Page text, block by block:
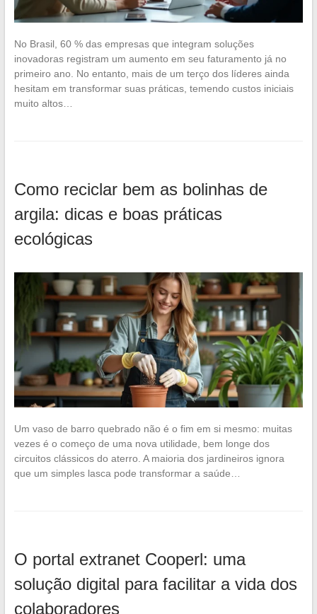
No Brasil, 60 % das empresas que integram soluções
inovadoras registram um aumento em seu faturamento já no
primeiro ano. No entanto, mais de um terço dos líderes ainda
hesitam em transformar suas práticas, temendo custos iniciais
muito altos…
Como reciclar bem as bolinhas de
argila: dicas e boas práticas
ecológicas
Um vaso de barro quebrado não é o fim em si mesmo: muitas
vezes é o começo de uma nova utilidade, bem longe dos
circuitos clássicos do aterro. A maioria dos jardineiros ignora
que um simples lasca pode transformar a saúde…
O portal extranet Cooperl: uma
solução digital para facilitar a vida dos
colaboradores